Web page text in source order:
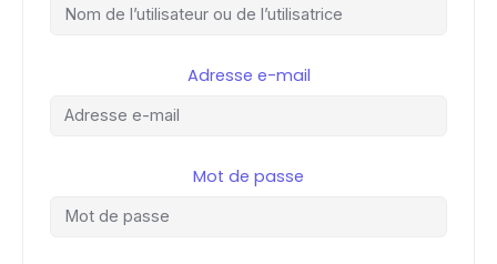
Adresse e-mail
Mot de passe